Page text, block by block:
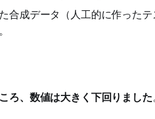
合成データ（人工的に作った
ろ、数値は大きく下回りました